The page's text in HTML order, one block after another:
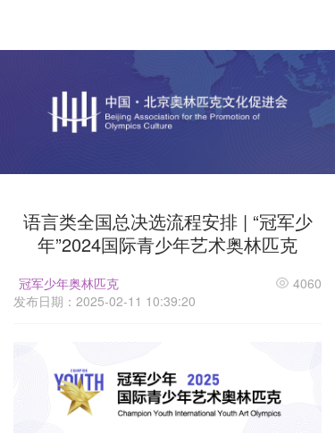
语言类全国总决选流程安排 | “冠军少
年”2024国际青少年艺术奥林匹克
冠军少年奥林匹克
发布日期：2025-02-11 10:39:20
4060